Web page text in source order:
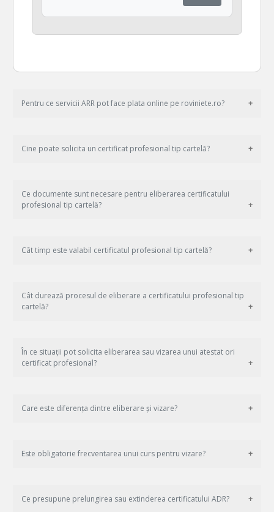
Pentru ce servicii ARR pot face plata online pe roviniete.ro?
Cine poate solicita un certificat profesional tip cartelă?
Ce documente sunt necesare pentru eliberarea certificatului
profesional tip cartelă?
Cât timp este valabil certificatul profesional tip cartelă?
Cât durează procesul de eliberare a certificatului profesional tip
cartelă?
În ce situații pot solicita eliberarea sau vizarea unui atestat ori
certificat profesional?
Care este diferența dintre eliberare și vizare?
Este obligatorie frecventarea unui curs pentru vizare?
Ce presupune prelungirea sau extinderea certificatului ADR?